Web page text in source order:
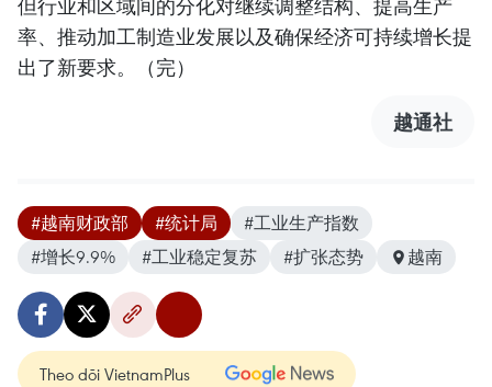
但行业和区域间的分化对继续调整结构、提高生产
率、推动加工制造业发展以及确保经济可持续增长提
出了新要求。（完）
越通社
#越南财政部 #统计局
#工业生产指数
#增长9.9%
#工业稳定复苏 #扩张态势 越南
Theo dõi VietnamPlus